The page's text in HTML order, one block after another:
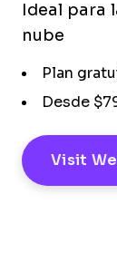
Ideal para
nube
Plan
Desde
Visit